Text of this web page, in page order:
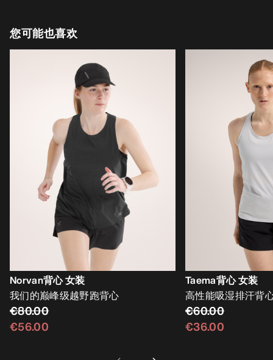
您可能也喜欢
Norvan背心 女装
我们的巅峰级越野跑背心
€80.00
€56.00
Taema背心 女装
高性能吸湿排汗背
€60.00
€36.00